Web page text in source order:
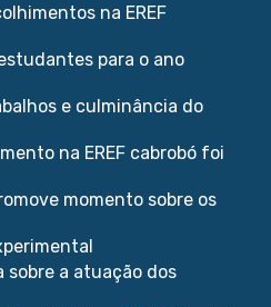
na EREF
para o ano
e culminância do
na EREF cabrobó foi
momento sobre os
sobre a atuação dos